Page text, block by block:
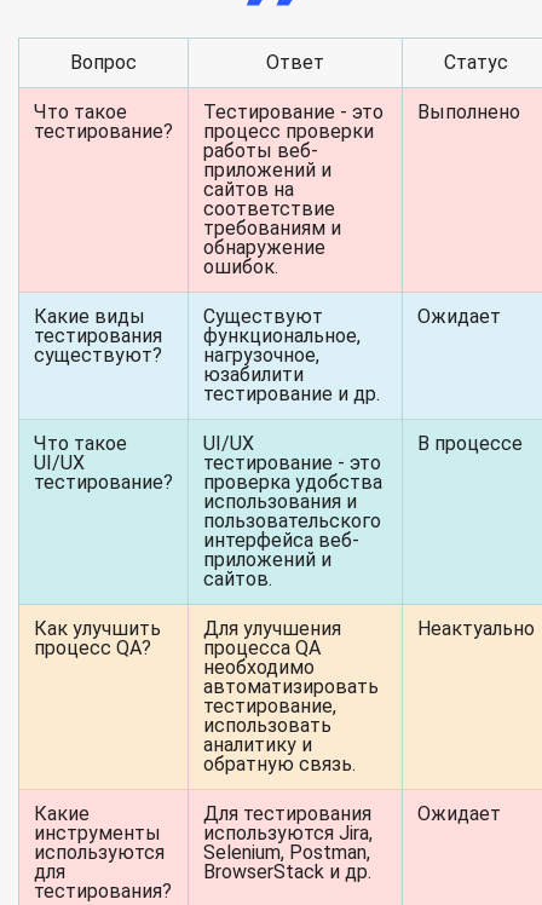
Вопрос Ответ Статус
Что такое
тестирование?
Тестирование - это
процесс проверки
работы веб-
приложений и
сайтов на
соответствие
требованиям и
обнаружение
ошибок.
Выполнено
Какие виды
тестирования
существуют?
Существуют
функциональное,
нагрузочное,
юзабилити
тестирование и др.
Ожидает
Что такое
UI/UX
тестирование?
UI/UX
тестирование - это
проверка удобства
использования и
пользовательского
интерфейса веб-
приложений и
сайтов.
В процессе
Как улучшить
процесс QA?
Для улучшения
процесса QA
необходимо
автоматизировать
тестирование,
использовать
аналитику и
обратную связь.
Неактуально
Какие
инструменты
используются
для
тестирования?
Для тестирования
используются Jira,
Selenium, Postman,
BrowserStack и др.
Ожидает